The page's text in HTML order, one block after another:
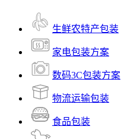
生鲜农特产包装
家电包装方案
数码3C包装方案
物流运输包装
食品包装